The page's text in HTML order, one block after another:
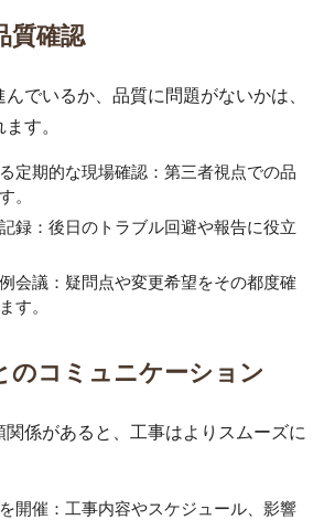
質確認
でいるか、品質に問題がないかは、
す。
定期的な現場確認：第三者視点での品
。
録：後日のトラブル回避や報告に役立
会議：疑問点や変更希望をその都度確
す。
のコミュニケーション
係があると、工事はよりスムーズに
開催：工事内容やスケジュール、影響